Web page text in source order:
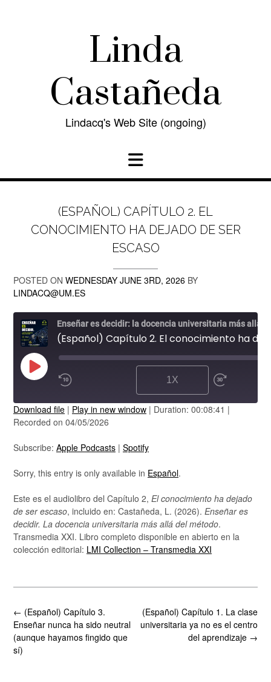
Linda
Castañeda
Lindacq's Web Site (ongoing)
(ESPAÑOL) CAPÍTULO 2. EL
CONOCIMIENTO HA DEJADO DE SER
ESCASO
POSTED ON WEDNESDAY JUNE 3RD, 2026 BY
LINDACQ@UM.ES
PLAY
EPISODE
1X
SUBSCRIBE
RSS FEED
SHARE
EMBED
Download file | Play in new window | Duration: 00:08:41 |
Recorded on 04/05/2026
Subscribe: Apple Podcasts | Spotify
Sorry, this entry is only available in Español.
Este es el audiolibro del Capítulo 2, El conocimiento ha dejado
de ser escaso, incluido en: Castañeda, L. (2026). Enseñar es
decidir. La docencia universitaria más allá del método.
Transmedia XXI. Libro completo disponible en abierto en la
colección editorial: LMI Collection – Transmedia XXI
Post
navigation
(Español) Capítulo 1. La clase
universitaria ya no es el centro
del aprendizaje →
← (Español) Capítulo 3.
Enseñar nunca ha sido neutral
(aunque hayamos fingido que
sí)